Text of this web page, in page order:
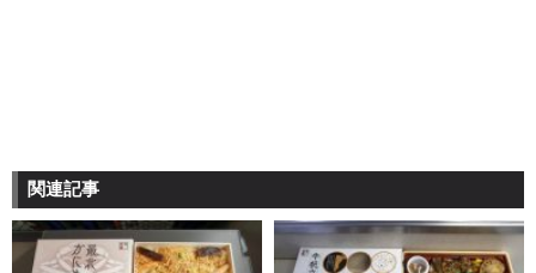
関連記事